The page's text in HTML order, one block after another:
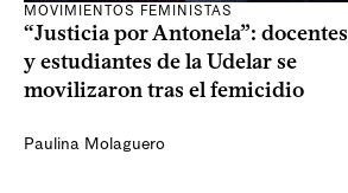
MOVIMIENTOS FEMINISTAS
“Justicia por Antonela”: docentes
y estudiantes de la Udelar se
movilizaron tras el femicidio
Paulina Molaguero